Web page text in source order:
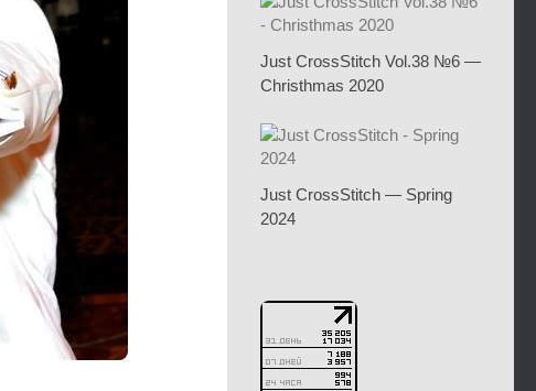
Just CrossStitch Vol.38 №6 —
Christhmas 2020
Just CrossStitch — Spring
2024